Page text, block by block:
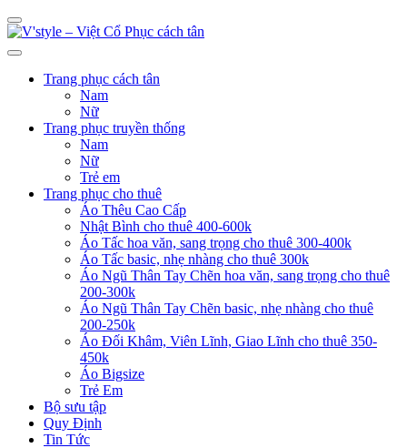
Trang phục cách tân
Nam
Nữ
Trang phục truyền thống
Nam
Nữ
Trẻ em
Trang phục cho thuê
Áo Thêu Cao Cấp
Nhật Bình cho thuê 400-600k
Áo Tấc hoa văn, sang trọng cho thuê 300-400k
Áo Tấc basic, nhẹ nhàng cho thuê 300k
Áo Ngũ Thân Tay Chẽn hoa văn, sang trọng cho thuê
200-300k
Áo Ngũ Thân Tay Chẽn basic, nhẹ nhàng cho thuê
200-250k
Áo Đối Khâm, Viên Lĩnh, Giao Lĩnh cho thuê 350-
450k
Áo Bigsize
Trẻ Em
Bộ sưu tập
Quy Định
Tin Tức